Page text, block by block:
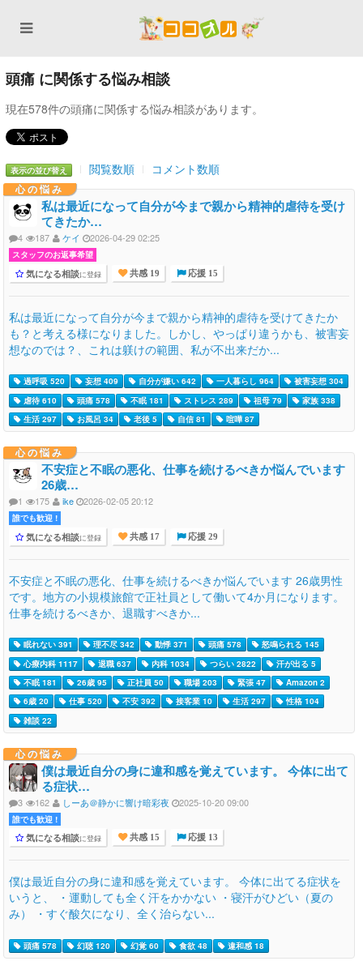
頭痛 に関係する悩み相談
現在578件の頭痛に関係する悩み相談があります。
表示の並び替え 閲覧数順 コメント数順
心の悩み
私は最近になって自分が今まで親から精神的虐待を受け
てきたか…
4 187 ケイ 2026-04-29 02:25
スタッフのお返事希望
気になる相談に登録 共感 19 応援 15
私は最近になって自分が今まで親から精神的虐待を受けてきたか
も？と考える様になりました。しかし、やっぱり違うかも、被害妄
想なのでは？、これは躾けの範囲、私が不出来だか...
過呼吸 520 妄想 409 自分が嫌い 642 一人暮らし 964
被害妄想 304
虐待 610
頭痛 578 不眠 181 ストレス 289 祖母 79
家族 338
生活 297
お風呂 34 老後 5 自信 81 喧嘩 87
心の悩み
不安症と不眠の悪化、仕事を続けるべきか悩んでいます
26歳…
1 175 ike 2026-02-05 20:12
誰でも歓迎 !
気になる相談に登録 共感 17 応援 29
不安症と不眠の悪化、仕事を続けるべきか悩んでいます 26歳男性
です。地方の小規模旅館で正社員として働いて4か月になります。
仕事を続けるべきか、退職すべきか...
眠れない 391 理不尽 342 動悸 371 頭痛 578
怒鳴られる 145
心療内科 1117
退職 637 内科 1034 つらい 2822
汗が出る 5
不眠 181
26歳 95 正社員 50 職場 203 緊張 47
Amazon 2
6歳 20
仕事 520 不安 392 接客業 10 生活 297
性格 104
雑談 22
心の悩み
僕は最近自分の身に違和感を覚えています。 今体に出て
る症状…
3 162 しーあ＠静かに響け暗彩夜 2025-10-20 09:00
誰でも歓迎 !
気になる相談に登録 共感 15 応援 13
僕は最近自分の身に違和感を覚えています。 今体に出てる症状を
いうと、 ・運動しても全く汗をかかない ・寝汗がひどい（夏の
み） ・すぐ酸欠になり、全く治らない...
頭痛 578 幻聴 120 幻覚 60 食欲 48 違和感 18